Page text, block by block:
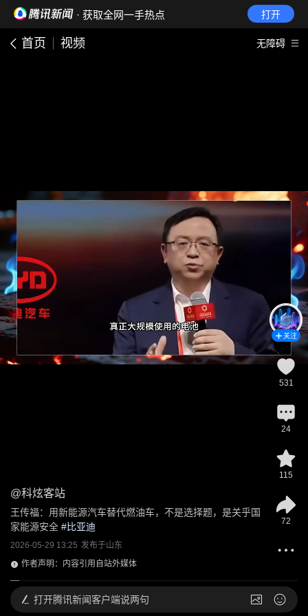
· 获取全网一手热点 打开
首页 视频 无障碍
@科炫客站
王传福：用新能源汽车替代燃油车，不是选择题，是关乎国
家能源安全 #比亚迪
2026-05-29 13:25 发布于山东
作者声明：内容引用自站外媒体
关注
531
24
115
72
打开腾讯新闻客户端说两句